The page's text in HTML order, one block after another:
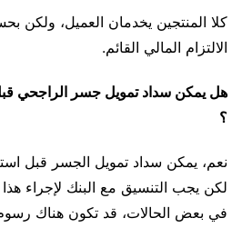
كلا المنتجين يخدمان العميل، ولكن
الالتزام المالي القائم.
هل يمكن سداد تمويل جسر الراجحي
؟
نعم، يمكن سداد تمويل الجسر قبل
لكن يجب التنسيق مع البنك لإجراء هذا
في بعض الحالات، قد تكون هناك